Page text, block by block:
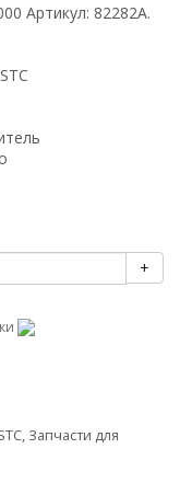
Артикул: 82282A.
+
, Запчасти для